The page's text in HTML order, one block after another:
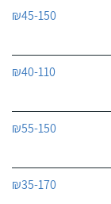
₪45-150
₪40-110
₪55-150
₪35-170